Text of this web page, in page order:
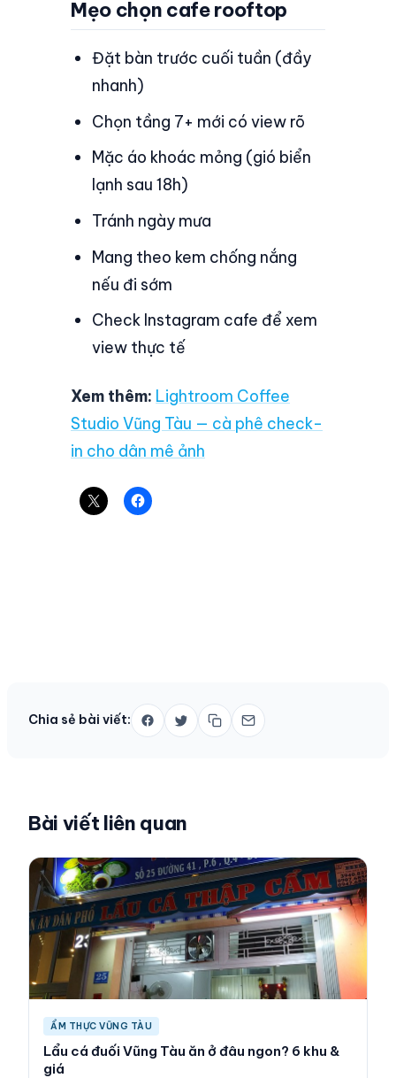
Mẹo chọn cafe rooftop
Đặt bàn trước cuối tuần (đầy
nhanh)
Chọn tầng 7+ mới có view rõ
Mặc áo khoác mỏng (gió biển
lạnh sau 18h)
Tránh ngày mưa
Mang theo kem chống nắng
nếu đi sớm
Check Instagram cafe để xem
view thực tế
Xem thêm: Lightroom Coffee
Studio Vũng Tàu — cà phê check-
in cho dân mê ảnh
Chia sẻ bài viết:
Bài viết liên quan
ẨM THỰC VŨNG TÀU
Lẩu cá đuối Vũng Tàu ăn ở đâu ngon? 6 khu &
giá